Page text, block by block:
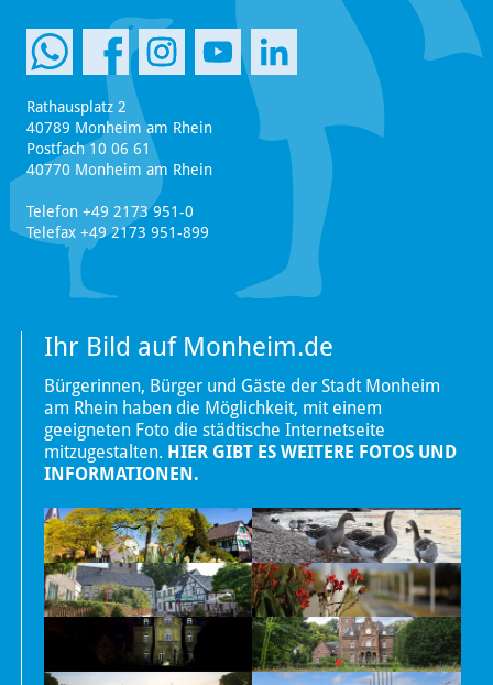
Rathausplatz 2
40789 Monheim am Rhein
Postfach 10 06 61
40770 Monheim am Rhein
Telefon +49 2173 951-0
Telefax +49 2173 951-899
Ihr Bild auf Monheim.de
Bürgerinnen, Bürger und Gäste der Stadt Monheim
am Rhein haben die Möglichkeit, mit einem
geeigneten Foto die städtische Internetseite
mitzugestalten. HIER GIBT ES WEITERE FOTOS UND
INFORMATIONEN.